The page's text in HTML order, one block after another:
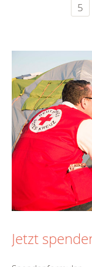
5
Jetzt